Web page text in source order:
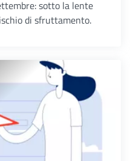
sotto la lente
di sfruttamento.